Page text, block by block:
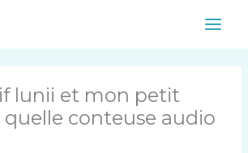
Main
lunii et mon petit
quelle conteuse audio